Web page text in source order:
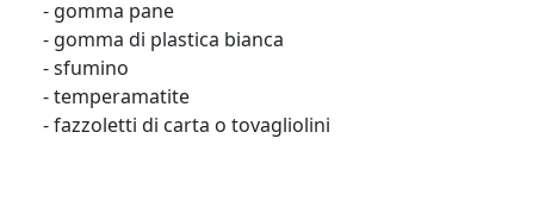
- gomma pane
- gomma di plastica bianca
- sfumino
- temperamatite
- fazzoletti di carta o tovagliolini